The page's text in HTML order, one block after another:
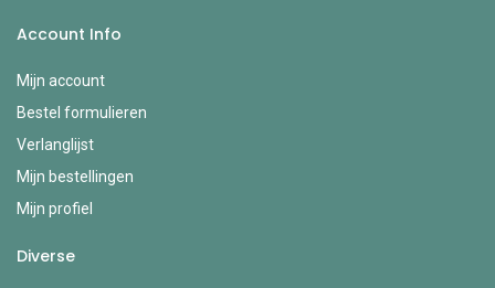
Account Info
Mijn account
Bestel formulieren
Verlanglijst
Mijn bestellingen
Mijn profiel
Diverse